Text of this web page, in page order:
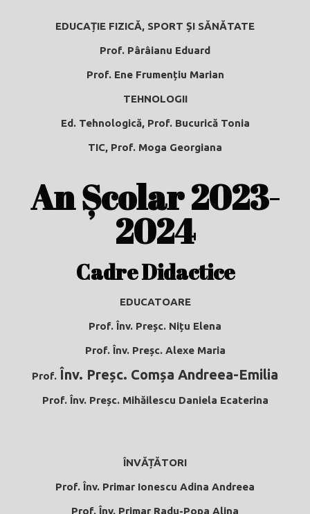
EDUCAȚIE FIZICĂ, SPORT ȘI SĂNĂTATE
Prof. Pârâianu Eduard
Prof. Ene Frumențiu Marian
TEHNOLOGII
Ed. Tehnologică, Prof. Bucurică Tonia
TIC, Prof. Moga Georgiana
An Școlar 2023-
2024
Cadre Didactice
EDUCATOARE
Prof. Înv. Preșc. Nițu Elena
Prof. Înv. Preșc. Alexe Maria
Prof. Înv. Preșc. Comșa Andreea-Emilia
Prof. Înv. Preșc. Mihăilescu Daniela Ecaterina
ÎNVĂȚĂTORI
Prof. Înv. Primar Ionescu Adina Andreea
Prof. Înv. Primar Radu-Popa Alina